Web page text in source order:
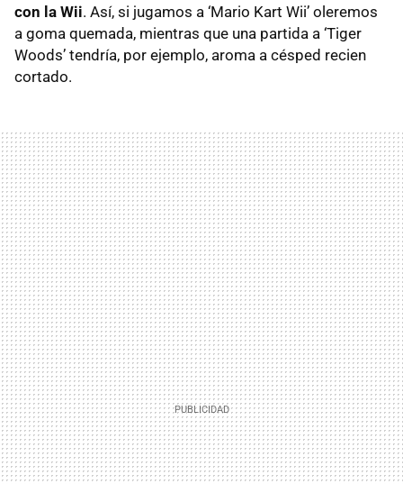
con la Wii. Así, si jugamos a ‘Mario Kart Wii’ oleremos
a goma quemada, mientras que una partida a ‘Tiger
Woods’ tendría, por ejemplo, aroma a césped recien
cortado.